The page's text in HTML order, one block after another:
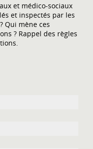
et médico-sociaux
et inspectés par les
Qui mène ces
? Rappel des règles